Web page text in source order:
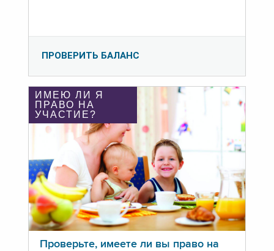
ПРОВЕРИТЬ БАЛАНС
ИМЕЮ ЛИ Я
ПРАВО НА
УЧАСТИЕ?
Проверьте, имеете ли вы право на